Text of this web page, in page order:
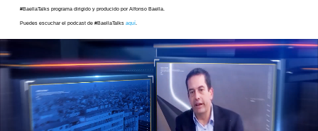
#BaellaTalks programa dirigido y producido por Alfonso Baella.
Puedes escuchar el podcast de #BaellaTalks aquí